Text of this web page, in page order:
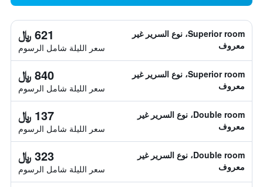
Superior room، نوع السرير غير
معروف
621 ﷼
سعر الليلة شامل الرسوم
Superior room، نوع السرير غير
معروف
840 ﷼
سعر الليلة شامل الرسوم
Double room، نوع السرير غير
معروف
137 ﷼
سعر الليلة شامل الرسوم
Double room، نوع السرير غير
معروف
323 ﷼
سعر الليلة شامل الرسوم